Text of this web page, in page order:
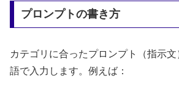
プロンプトの書き方
カテゴリに合ったプロンプト（指示
語で入力します。例えば：